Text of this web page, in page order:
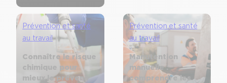
Prévention et santé
au travail
Connaître le risque
chimique pour
mieux le prévenir
Prévention et santé
au travail
Manutention
manuelle :
comprendre les